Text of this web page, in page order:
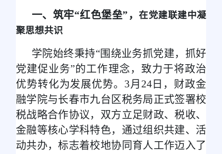
一、筑牢“红色堡垒”，在党建联建中凝
聚思想共识
学院始终秉持“围绕业务抓党建，抓好
党建促业务”的工作理念，致力于将政治
优势转化为发展优势。3月24日，财政金
融学院与长春市九台区税务局正式签署校
税战略合作协议，双方立足财政、税收、
金融等核心学科特色，通过组织共建、活
动共办，标志着校地协同育人工作迈入了